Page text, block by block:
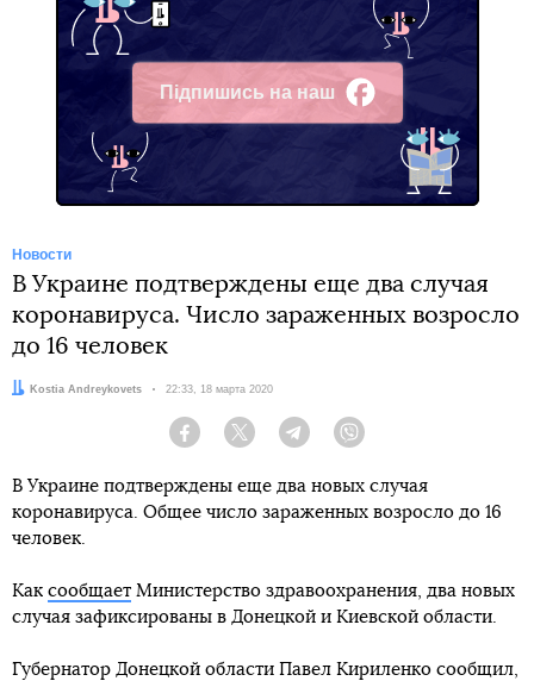
Підпишись на наш
Facebook
Новости
В Украине подтверждены еще два случая
коронавируса. Число зараженных возросло
до 16 человек
Автор:Kostia Andreykovets Дата:
22:33, 18 марта 2020
Facebook Twitter Telegram
В Украине подтверждены еще два новых случая
коронавируса. Общее число зараженных возросло до 16
человек.
Как сообщает Министерство здравоохранения, два новых
случая зафиксированы в Донецкой и Киевской области.
Губернатор Донецкой области Павел Кириленко сообщил,